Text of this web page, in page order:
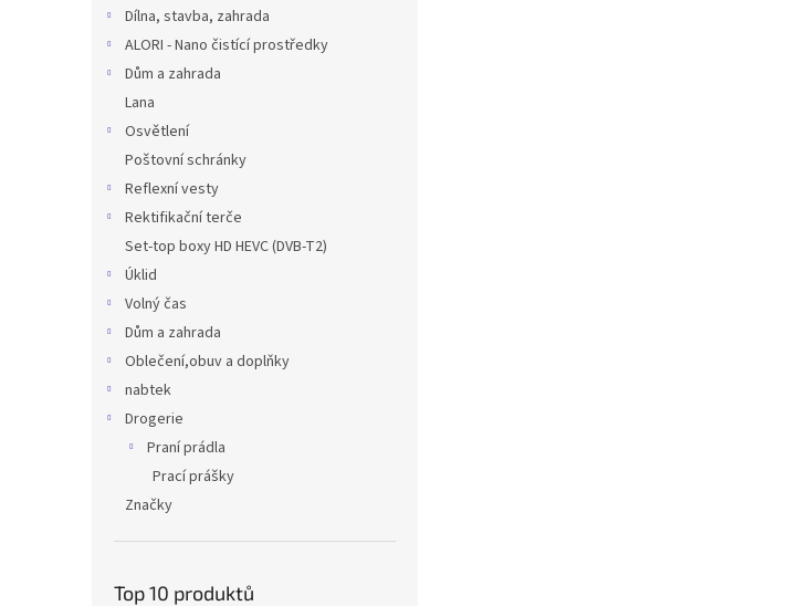
Dílna, stavba, zahrada
ALORI - Nano čistící prostředky
Dům a zahrada
Lana
Osvětlení
Poštovní schránky
Reflexní vesty
Rektifikační terče
Set-top boxy HD HEVC (DVB-T2)
Úklid
Volný čas
Dům a zahrada
Oblečení,obuv a doplňky
nabtek
Drogerie
Praní prádla
Prací prášky
Značky
Top 10 produktů